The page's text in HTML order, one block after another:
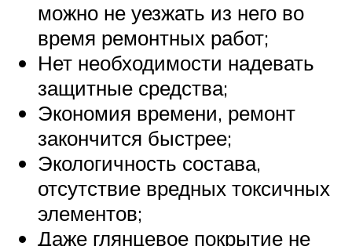
можно не уезжать из него во
время ремонтных работ;
Нет необходимости надевать
защитные средства;
Экономия времени, ремонт
закончится быстрее;
Экологичность состава,
отсутствие вредных токсичных
элементов;
Даже глянцевое покрытие не